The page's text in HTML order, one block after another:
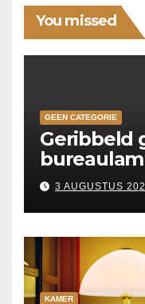
You missed
GEEN CATEGORIE
Geribbeld
3 AUGUSTUS
KAMER